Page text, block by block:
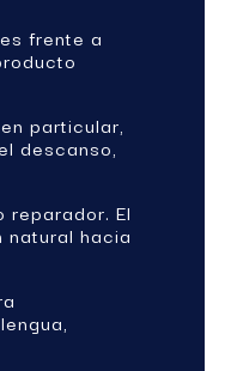
frente a
particular,
descanso,
El
hacia